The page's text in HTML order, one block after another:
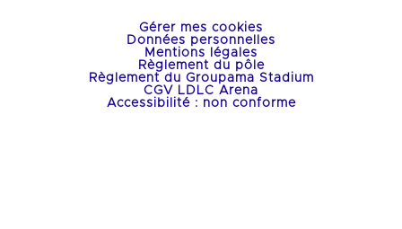
Gérer mes cookies
Données personnelles
Mentions légales
Règlement du pôle
Règlement du Groupama Stadium
CGV LDLC Arena
Accessibilité : non conforme